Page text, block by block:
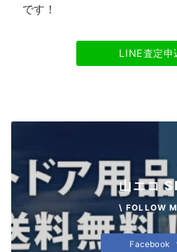
です！
LINE査定申
山エコ
\ FOLLOW
Facebook